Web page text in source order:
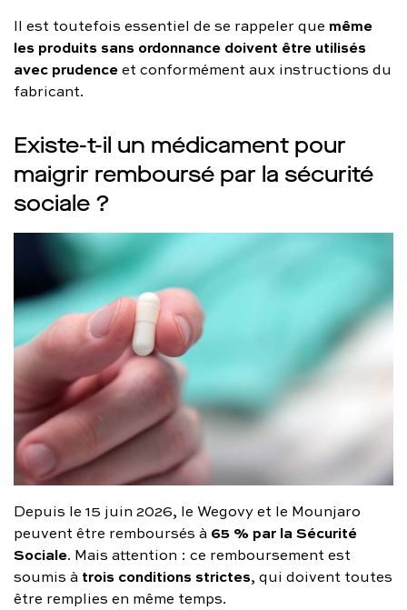
Il est toutefois essentiel de se rappeler que même
les produits sans ordonnance doivent être utilisés
avec prudenceet conformément aux instructions du
fabricant.
Existe-t-il un médicament pour
maigrir remboursé par la sécurité
sociale ?
Depuis le 15 juin 2026, le Wegovy et le Mounjaro
peuvent être remboursés à 65 % par la Sécurité
Sociale. Mais attention : ce remboursement est
soumis à trois conditions strictes, qui doivent toutes
être remplies en même temps.